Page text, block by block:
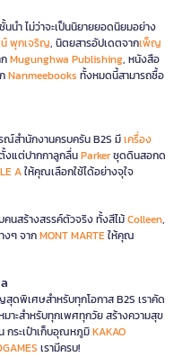
นำ ไม่ว่าจะเป็นนิยายยอดนิยมอย่าง
พุกเจริญ, นิตยสารอัปเดตจากเพ็ญ
Mugunghwa Publishing, หนังสือ
Nanmeebooks ทั้งหมดนี้สามารถซื้อ
สำนักงานครบครัน B2S มีเครื่อง
งแต่ปากกาลูกลื่นParkerชุดดินสอกด
Aให้คุณเลือกใช้ได้อย่างจุใจ
คนสร้างสรรค์ตัวจริง ทั้งสีไม้Colleen,
งๆ จากMONT MARTEให้คุณ
ดพิเศษสำหรับทุกโอกาส B2S เราคัด
มาะสำหรับทุกเพศทุกวัย สร้างความสุข
กระเป๋าเก็บอุณหภูมิKAKAO
เรามีครบ!